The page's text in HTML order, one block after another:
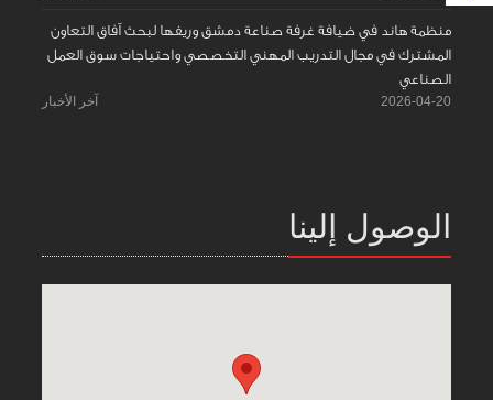
منظمة هاند في ضيافة غرفة صناعة دمشق وريفها لبحث آفاق التعاون
المشترك في مجال التدريب المهني التخصصي واحتياجات سوق العمل
الصناعي
2026-04-20 آخر الأخبار
الوصول إلينا